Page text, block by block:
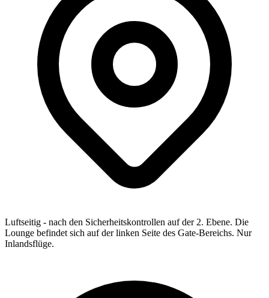
Luftseitig - nach den Sicherheitskontrollen auf der 2. Ebene. Die
Lounge befindet sich auf der linken Seite des Gate-Bereichs. Nur
Inlandsflüge.